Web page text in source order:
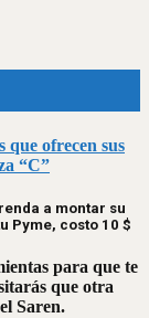
que ofrecen sus
“C”
a montar su
Pyme, costo 10 $
para que te
que otra
Saren.